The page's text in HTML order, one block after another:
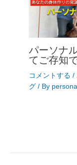
パーソナ
てご存知
コメントする /
グ/ By